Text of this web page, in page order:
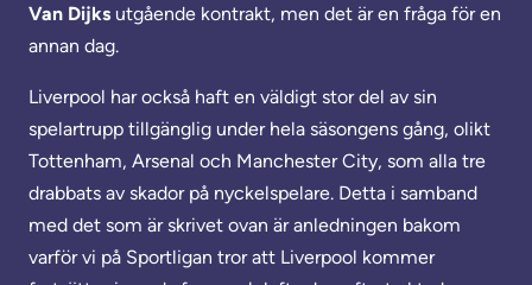
Van Dijks utgående kontrakt, men det är en fråga för en
annan dag.
Liverpool har också haft en väldigt stor del av sin
spelartrupp tillgänglig under hela säsongens gång, olikt
Tottenham, Arsenal och Manchester City, som alla tre
drabbats av skador på nyckelspelare. Detta i samband
med det som är skrivet ovan är anledningen bakom
varför vi på Sportligan tror att Liverpool kommer